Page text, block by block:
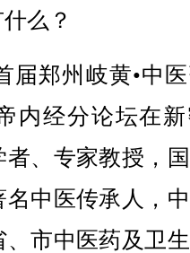
么？
郑州岐黄•中医
内经分论坛在
、专家教授，
中医传承人，
市中医药及卫